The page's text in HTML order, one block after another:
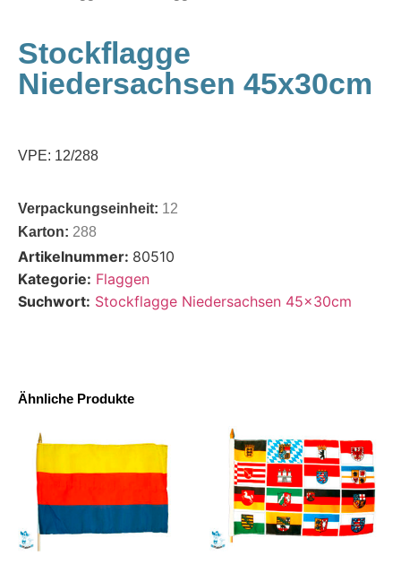
Stockflagge
Niedersachsen 45x30cm
VPE: 12/288
Verpackungseinheit: 12
Karton: 288
Artikelnummer: 80510
Kategorie: Flaggen
Suchwort: Stockflagge Niedersachsen 45x30cm
Ähnliche Produkte